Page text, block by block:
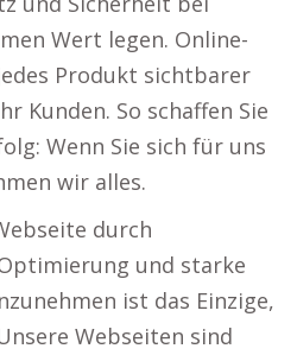
Wert legen. Online-
Produkt sichtbarer
Kunden. So schaffen Sie
Wenn Sie sich für uns
wir alles.
durch
und starke
ist das Einzige,
Webseiten sind